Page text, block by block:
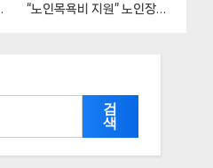
“노인목욕비 지원” 노인장애
검
색